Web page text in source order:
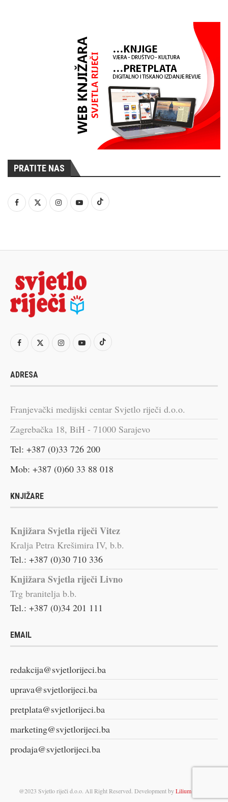
PRATITE NAS
ADRESA
Franjevački medijski centar Svjetlo riječi d.o.o.
Zagrebačka 18, BiH - 71000 Sarajevo
Tel: +387 (0)33 726 200
Mob: +387 (0)60 33 88 018
KNJIŽARE
Knjižara Svjetla riječi Vitez
Kralja Petra Krešimira IV, b.b.
Tel.: +387 (0)30 710 336
Knjižara Svjetla riječi Livno
Trg branitelja b.b.
Tel.: +387 (0)34 201 111
EMAIL
redakcija@svjetlorijeci.ba
uprava@svjetlorijeci.ba
pretplata@svjetlorijeci.ba
marketing@svjetlorijeci.ba
prodaja@svjetlorijeci.ba
@2023 Svjetlo riječi d.o.o. All Right Reserved. Development byLilium Digital